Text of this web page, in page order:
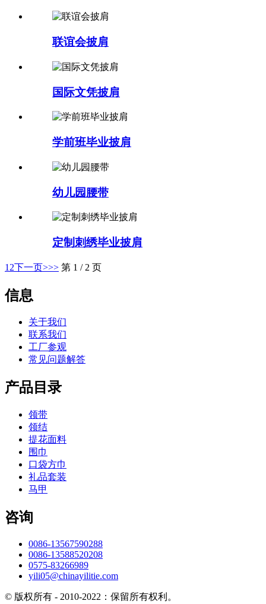
联谊会披肩
国际文凭披肩
学前班毕业披肩
幼儿园腰带
定制刺绣毕业披肩
1 2下一页>>> 第 1 / 2 页
信息
关于我们
联系我们
工厂参观
常见问题解答
产品目录
领带
领结
提花面料
围巾
口袋方巾
礼品套装
马甲
咨询
0086-13567590288
0086-13588520208
0575-83266989
yili05@chinayilitie.com
© 版权所有 - 2010-2022：保留所有权利。